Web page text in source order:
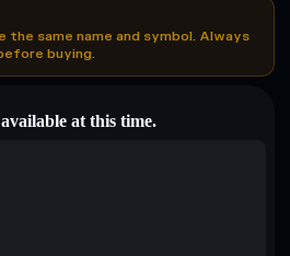
the same name and symbol. Always
buying.
at this time.